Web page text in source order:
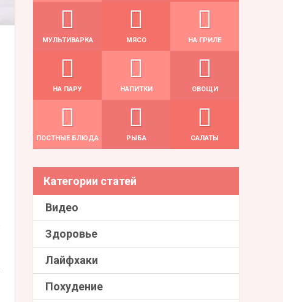
МУЛЬТИВАРКА МЯСО НА ГРИЛЕ
НА ПАРУ НАПИТКИ ОВОЩИ
ПОСТНЫЕ БЛЮДА РЫБА САЛАТЫ
Категории статей
Видео
Здоровье
Лайфхаки
Похудение